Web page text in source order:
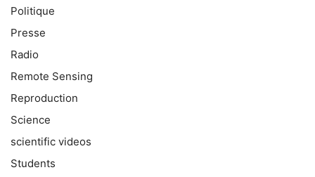
Politique
Presse
Radio
Remote Sensing
Reproduction
Science
scientific videos
Students